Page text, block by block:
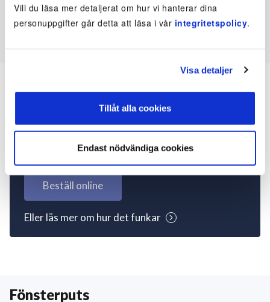
Vill du läsa mer detaljerat om hur vi hanterar dina
personuppgifter går detta att läsa i vår integritetspolicy.
Visa detaljer
Tillåt alla cookies
Endast nödvändiga cookies
Inte kund ännu? Kom
igång nu!
Beställ online
Eller läs mer om hur det funkar
Fönsterputs